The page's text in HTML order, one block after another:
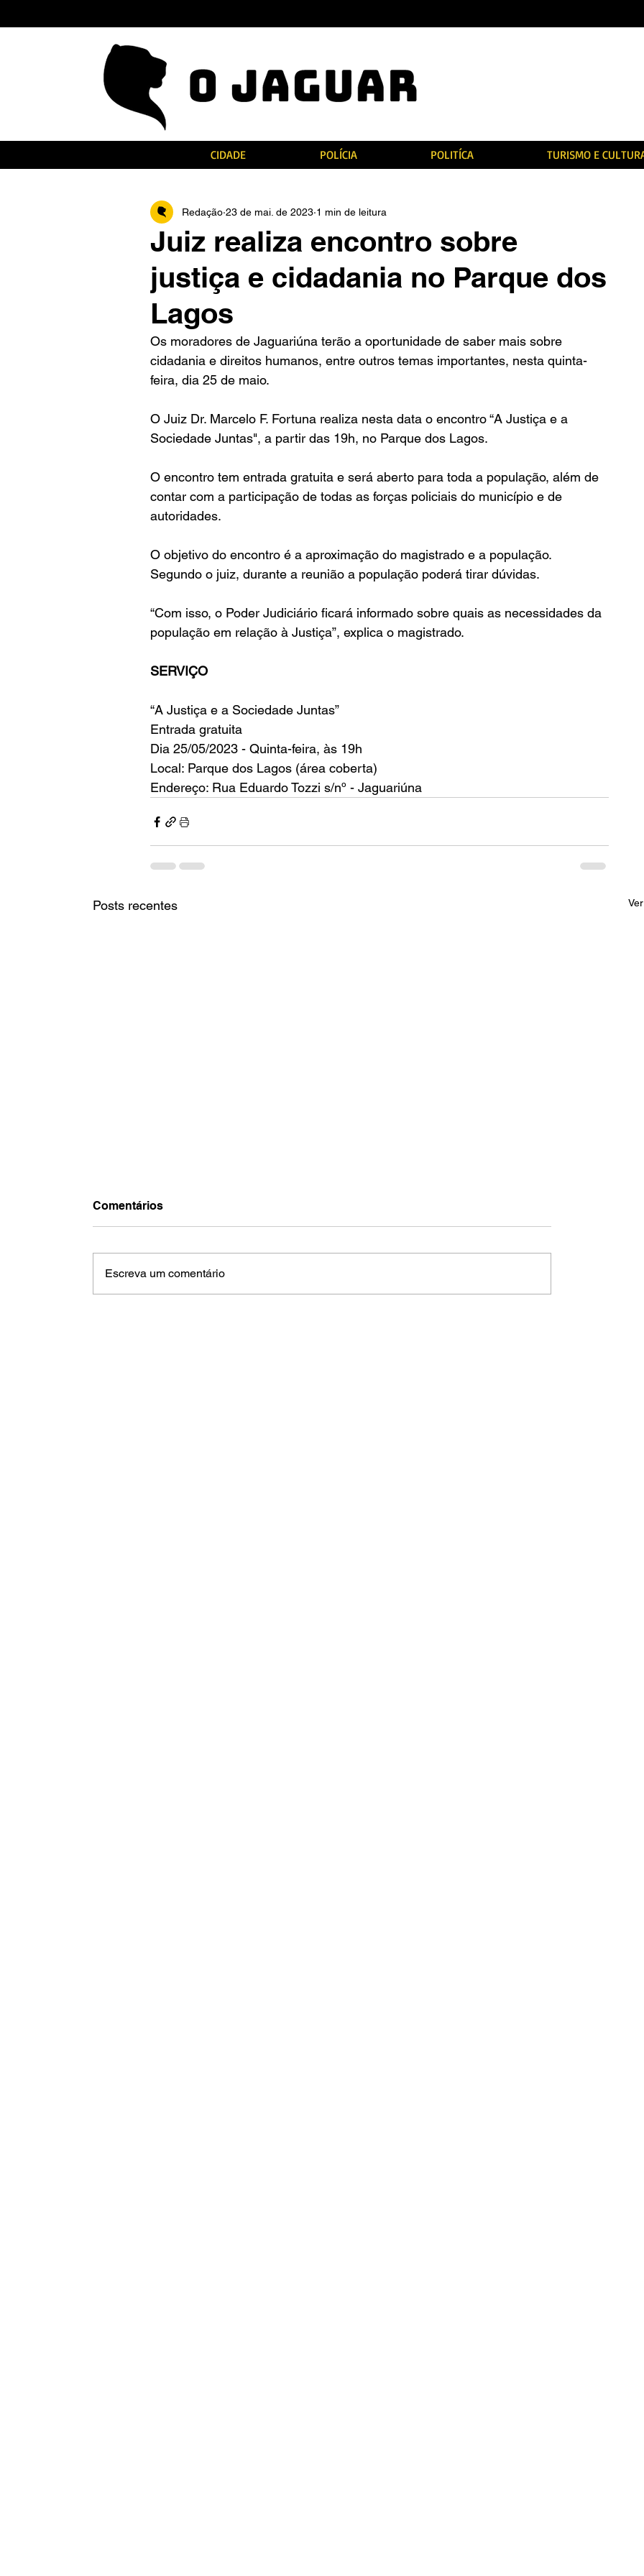
CIDADE POLÍCIA POLITÍCA TURISMO E
Juiz realiza encontro sobre
justiça e cidadania no Parque dos
Lagos
Redação 23 de mai. de 2023 1 min de leitura
Os moradores de Jaguariúna terão a oportunidade de saber mais sobre
cidadania e direitos humanos, entre outros temas importantes, nesta quinta-
feira, dia 25 de maio.
O Juiz Dr. Marcelo F. Fortuna realiza nesta data o encontro “A Justiça e a
Sociedade Juntas", a partir das 19h, no Parque dos Lagos.
O encontro tem entrada gratuita e será aberto para toda a população, além de
contar com a participação de todas as forças policiais do município e de
autoridades.
O objetivo do encontro é a aproximação do magistrado e a população.
Segundo o juiz, durante a reunião a população poderá tirar dúvidas.
“Com isso, o Poder Judiciário ficará informado sobre quais as necessidades da
população em relação à Justiça”, explica o magistrado.
SERVIÇO
“A Justiça e a Sociedade Juntas”
Entrada gratuita
Dia 25/05/2023 - Quinta-feira, às 19h
Local: Parque dos Lagos (área coberta)
Endereço: Rua Eduardo Tozzi s/nº - Jaguariúna
Posts recentes
Comentários
Escreva um comentário